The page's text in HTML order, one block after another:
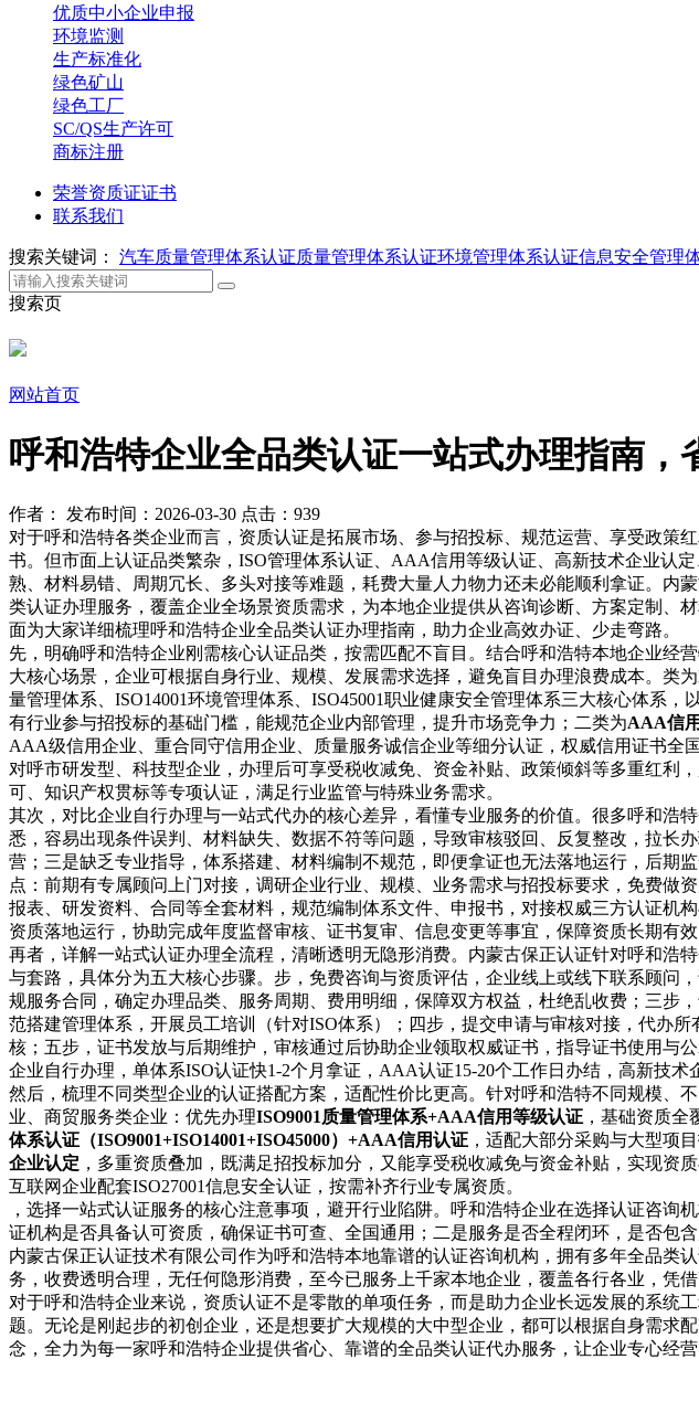
优质中小企业申报
环境监测
生产标准化
绿色矿山
绿色工厂
SC/QS生产许可
商标注册
荣誉资质证证书
联系我们
搜索关键词： 汽车质量管理体系认证质量管理体系认证环境管理体系认证信息安全管理
搜索页
网站首页
呼和浩特企业全品类认证一站式办理指南，
作者： 发布时间：2026-03-30 点击：939
对于呼和浩特各类企业而言，资质认证是拓展市场、参与招投标、规范运营、享受政
书。但市面上认证品类繁杂，ISO管理体系认证、AAA信用等级认证、高新技术企业认
熟、材料易错、周期冗长、多头对接等难题，耗费大量人力物力还未必能顺利拿证。
类认证办理服务，覆盖企业全场景资质需求，为本地企业提供从咨询诊断、方案定制
面为大家详细梳理呼和浩特企业全品类认证办理指南，助力企业高效办证、少走弯路。
先，明确呼和浩特企业刚需核心认证品类，按需匹配不盲目。结合呼和浩特本地企业
大核心场景，企业可根据自身行业、规模、发展需求选择，避免盲目办理浪费成本。类为
量管理体系、ISO14001环境管理体系、ISO45001职业健康安全管理体系三大核心体系
有行业参与招投标的基础门槛，能规范企业内部管理，提升市场竞争力；二类为AAA信
AAA级信用企业、重合同守信用企业、质量服务诚信企业等细分认证，权威信用证书全
对呼市研发型、科技型企业，办理后可享受税收减免、资金补贴、政策倾斜等多重红利
可、知识产权贯标等专项认证，满足行业监管与特殊业务需求。
其次，对比企业自行办理与一站式代办的核心差异，看懂专业服务的价值。很多呼和
悉，容易出现条件误判、材料缺失、数据不符等问题，导致审核驳回、反复整改，拉
营；三是缺乏专业指导，体系搭建、材料编制不规范，即便拿证也无法落地运行，后
点：前期有专属顾问上门对接，调研企业行业、规模、业务需求与招投标要求，免费
报表、研发资料、合同等全套材料，规范编制体系文件、申报书，对接权威三方认证
资质落地运行，协助完成年度监督审核、证书复审、信息变更等事宜，保障资质长期有效
再者，详解一站式认证办理全流程，清晰透明无隐形消费。内蒙古保正认证针对呼和
与套路，具体分为五大核心步骤。步，免费咨询与资质评估，企业线上或线下联系顾
规服务合同，确定办理品类、服务周期、费用明细，保障双方权益，杜绝乱收费；三
范搭建管理体系，开展员工培训（针对ISO体系）；四步，提交申请与审核对接，代办
核；五步，证书发放与后期维护，审核通过后协助企业领取权威证书，指导证书使用
企业自行办理，单体系ISO认证快1-2个月拿证，AAA认证15-20个工作日办结，高新技术
然后，梳理不同类型企业的认证搭配方案，适配性价比更高。针对呼和浩特不同规模
业、商贸服务类企业：优先办理ISO9001质量管理体系+AAA信用等级认证 ，基础资质
体系认证（ISO9001+ISO14001+ISO45000）+AAA信用认证 ，适配大部分采购与大型项
企业认定 ，多重资质叠加，既满足招投标加分，又能享受税收减免与资金补贴，实现资
互联网企业配套ISO27001信息安全认证，按需补齐行业专属资质。
，选择一站式认证服务的核心注意事项，避开行业陷阱。呼和浩特企业在选择认证咨
证机构是否具备认可资质，确保证书可查、全国通用；二是服务是否全程闭环，是否包
内蒙古保正认证技术有限公司作为呼和浩特本地靠谱的认证咨询机构，拥有多年全品
务，收费透明合理，无任何隐形消费，至今已服务上千家本地企业，覆盖各行各业，凭
对于呼和浩特企业来说，资质认证不是零散的单项任务，而是助力企业长远发展的系
题。无论是刚起步的初创企业，还是想要扩大规模的大中型企业，都可以根据自身需
念，全力为每一家呼和浩特企业提供省心、靠谱的全品类认证代办服务，让企业专心经